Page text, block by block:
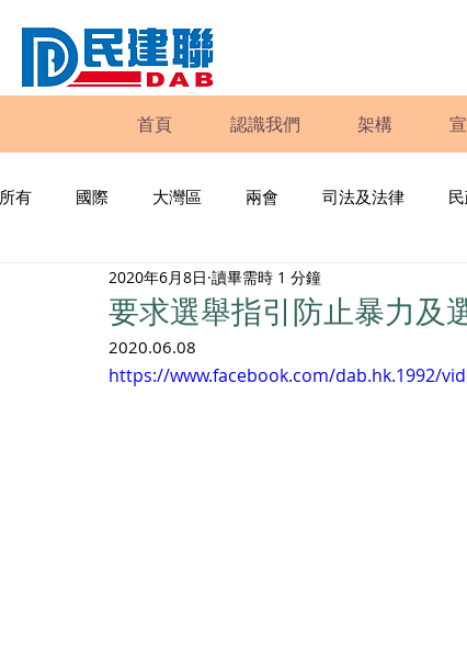
首頁 認識我們 架構
所有 國際 大灣區 兩會 司法及法律
工商專業 家庭
民建聯報告及建議書 調查 新冠
要求選舉指引防止暴力及
2020年6月8日 讀畢需時 1 分鐘
2020.06.08
https://www.facebook.com/dab.hk.1992/